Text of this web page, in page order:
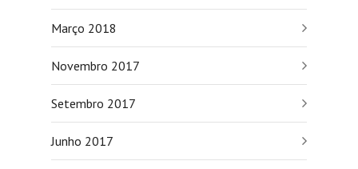
Março 2018
Novembro 2017
Setembro 2017
Junho 2017